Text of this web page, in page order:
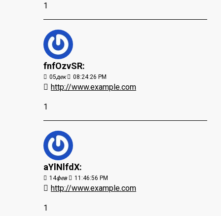
1
fnfOzvSR:
05дек 08:24:26 PM
http://www.example.com
1
aYlNlfdX:
14фев 11:46:56 PM
http://www.example.com
1